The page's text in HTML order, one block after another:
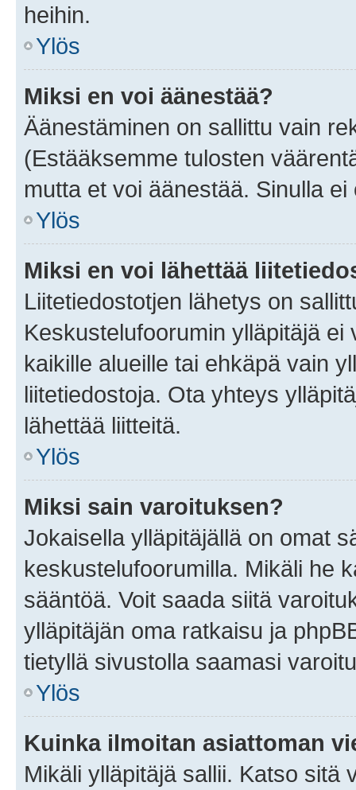
heihin.
Ylös
Miksi en voi äänestää?
Äänestäminen on sallittu vain
(Estääksemme tulosten
mutta et voi äänestää. Sinulla
Ylös
Miksi en voi lähettää
Liitetiedostotjen lähetys on
Keskustelufoorumin ylläpitäjä
kaikille alueille tai ehkäpä vain
liitetiedostoja. Ota yhteys
lähettää liitteitä.
Ylös
Miksi sain varoituksen?
Jokaisella ylläpitäjällä on omat
keskustelufoorumilla. Mikäli he
sääntöä. Voit saada siitä
ylläpitäjän oma ratkaisu ja
tietyllä sivustolla saamasi
Ylös
Kuinka ilmoitan asiattoman
Mikäli ylläpitäjä sallii. Katso sitä